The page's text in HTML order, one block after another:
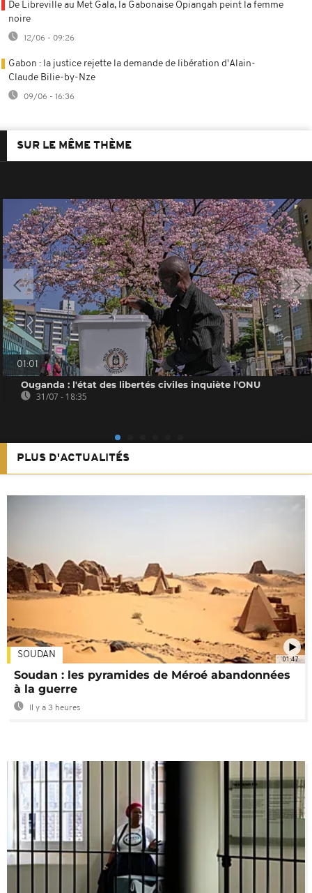
De Libreville au Met Gala, la Gabonaise Opiangah peint la femme
noire
12/06 - 09:26
Gabon : la justice rejette la demande de libération d'Alain-
Claude Bilie-by-Nze
09/06 - 16:36
SUR LE MÊME THÈME
01:01
Ouganda : l'état des libertés civiles inquiète l'ONU
31/07 - 18:35
PLUS D'ACTUALITÉS
01:47
SOUDAN
Soudan : les pyramides de Méroé abandonnées
à la guerre
Il y a 3 heures